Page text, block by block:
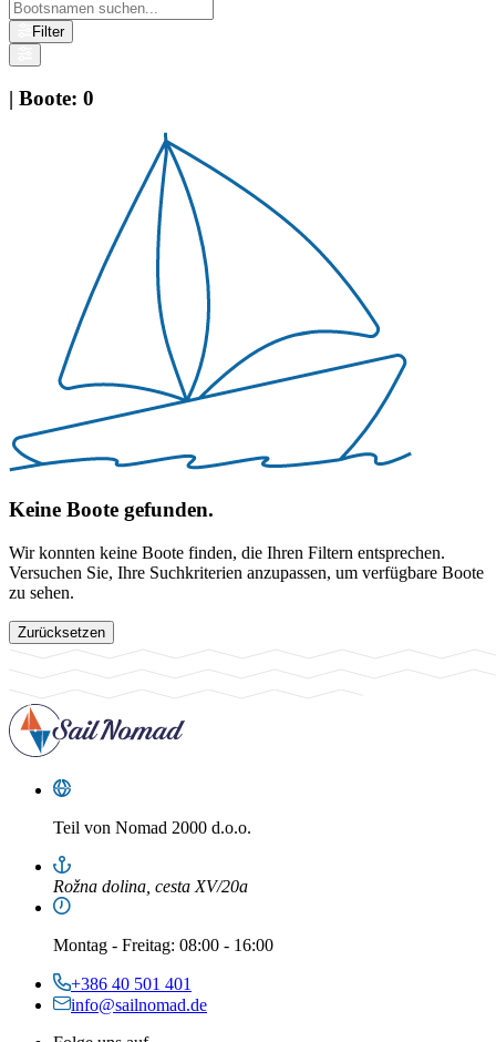
Filter
| Boote: 0
Keine Boote gefunden.
Wir konnten keine Boote finden, die Ihren Filtern entsprechen.
Versuchen Sie, Ihre Suchkriterien anzupassen, um verfügbare Boote
zu sehen.
Zurücksetzen
Teil von Nomad 2000 d.o.o.
Rožna dolina, cesta XV/20a
Montag - Freitag: 08:00 - 16:00
+386 40 501 401
info@sailnomad.de